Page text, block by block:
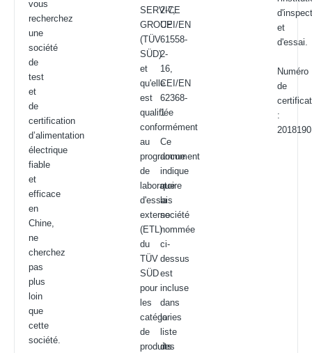
vous
recherchez
une
société
de
test
et
de
certification
d’alimentation
électrique
fiable
et
efficace
en
Chine,
ne
cherchez
pas
plus
loin
que
cette
société.
SERVICE
GROUP
(TÜV
SÜD)
et
qu'elle
est
qualifiée
conformément
au
programme
de
laboratoire
d'essais
externe
(ETL)
du
TÜV
SÜD
pour
les
catégories
de
produits
2-7,
CEI/EN
61558-
2-
16,
CEI/EN
62368-
1
Ce
document
indique
que
la
société
nommée
ci-
dessus
est
incluse
dans
la
liste
des
et
d'essai.
Numéro
de
certificat
: